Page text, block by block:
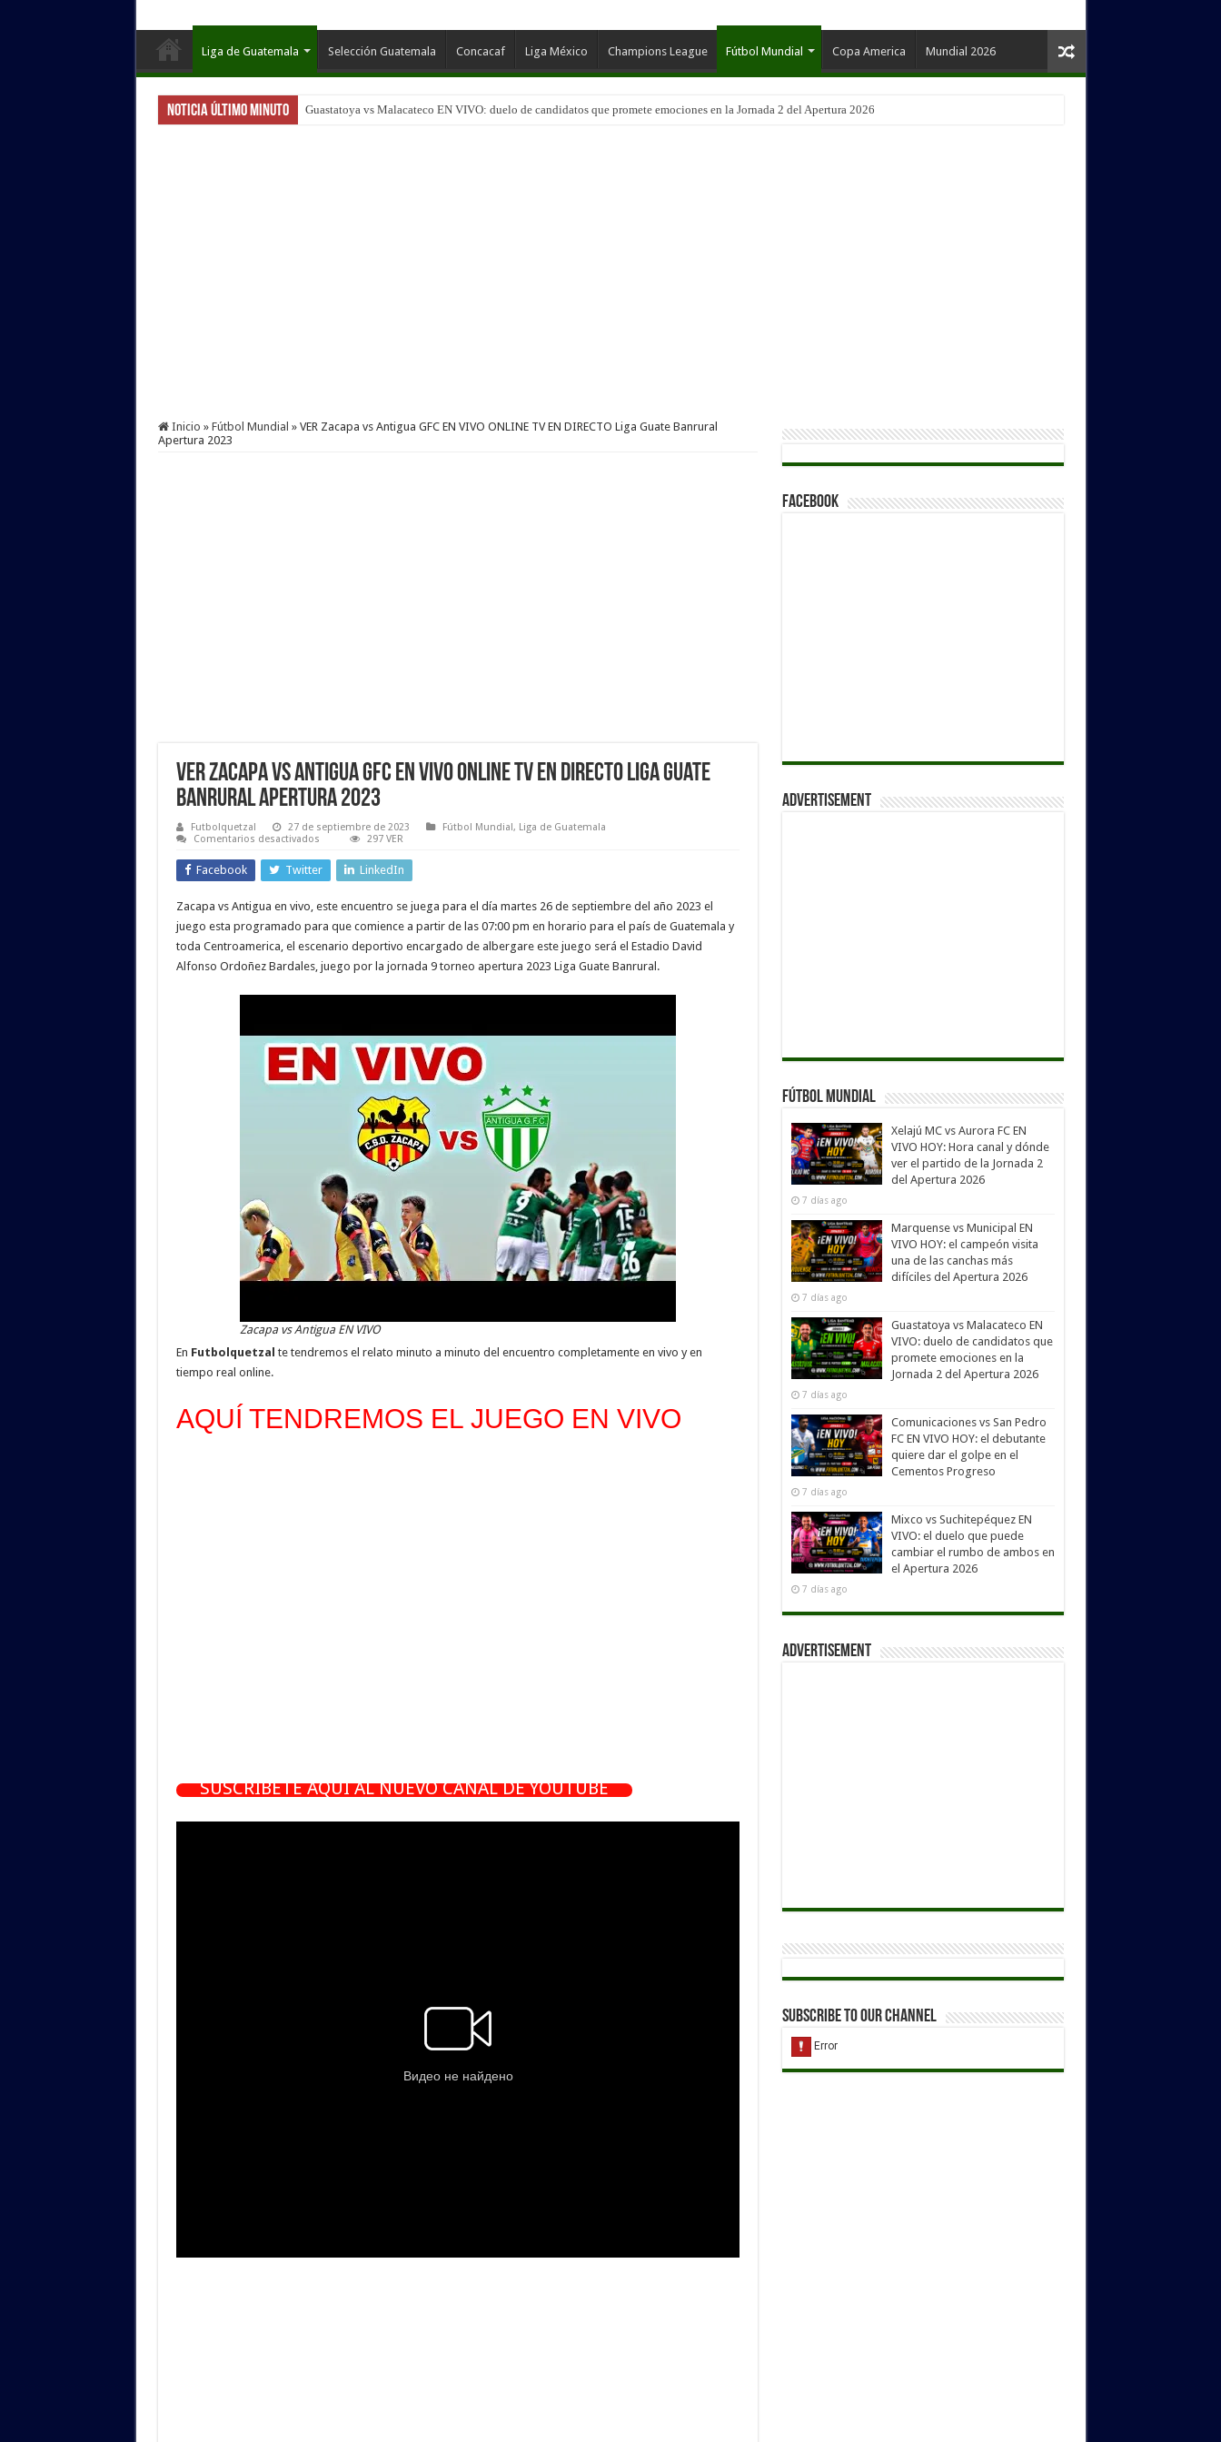
Liga de Guatemala Selección Guatemala Concacaf Liga México Champions League Fútbol Mundial Copa America Mundial 2026
Noticia Último Minuto Guastatoya vs Malacateco EN VIVO: duelo de candidatos que promete emociones en la Jornada 2 del Apertura 2026
Inicio » Fútbol Mundial » VER Zacapa vs Antigua GFC EN VIVO ONLINE TV EN DIRECTO Liga Guate Banrural
Apertura 2023
VER Zacapa vs Antigua GFC EN VIVO ONLINE TV EN DIRECTO Liga Guate
Banrural Apertura 2023
Futbolquetzal 27 de septiembre de 2023 Fútbol Mundial, Liga de Guatemala
Comentarios desactivadosen
Zacapa
vs
Antigua
EN
ONLINE
TV
DIRECTO
297 VER
Facebook Twitter LinkedIn
Zacapa vs Antigua en vivo, este encuentro se juega para el día martes 26 de septiembre del año 2023 el
juego esta programado para que comience a partir de las 07:00 pm en horario para el país de Guatemala y
toda Centroamerica, el escenario deportivo encargado de albergare este juego será el Estadio David
Alfonso Ordoñez Bardales, juego por la jornada 9 torneo apertura 2023 Liga Guate Banrural.
Zacapa vs Antigua EN VIVO
En Futbolquetzal te tendremos el relato minuto a minuto del encuentro completamente en vivo y en
tiempo real online.
AQUÍ TENDREMOS EL JUEGO EN VIVO
SUSCRÍBETE AQUÍ AL NUEVO CANAL DE YOUTUBE
Facebook
Advertisement
Fútbol Mundial
Xelajú MC vs Aurora FC EN
VIVO HOY: Hora canal y dónde
ver el partido de la Jornada 2
del Apertura 2026
7 días ago
Marquense vs Municipal EN
VIVO HOY: el campeón visita
una de las canchas más
difíciles del Apertura 2026
7 días ago
Guastatoya vs Malacateco EN
VIVO: duelo de candidatos que
promete emociones en la
Jornada 2 del Apertura 2026
7 días ago
Comunicaciones vs San Pedro
FC EN VIVO HOY: el debutante
quiere dar el golpe en el
Cementos Progreso
7 días ago
Mixco vs Suchitepéquez EN
VIVO: el duelo que puede
cambiar el rumbo de ambos en
el Apertura 2026
7 días ago
Advertisement
Subscribe to our Channel